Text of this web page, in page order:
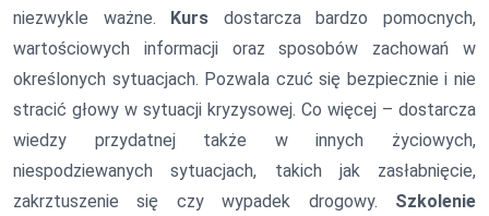
niezwykle ważne.
Kurs dostarcza bardzo pomocnych,
wartościowych informacji oraz sposobów zachowań w
określonych sytuacjach. Pozwala czuć się bezpiecznie i nie
stracić głowy w sytuacji kryzysowej. Co więcej – dostarcza
wiedzy przydatnej także w innych życiowych,
niespodziewanych sytuacjach, takich jak zasłabnięcie,
zakrztuszenie się czy wypadek drogowy. Szkolenie